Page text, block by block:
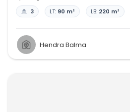
3 LT: 90 m² LB: 220 m²
Hendra Balma